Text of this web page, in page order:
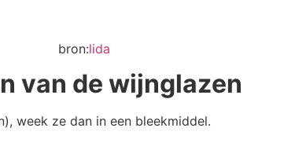
bron:lida
van de wijnglazen
week ze dan in een bleekmiddel.